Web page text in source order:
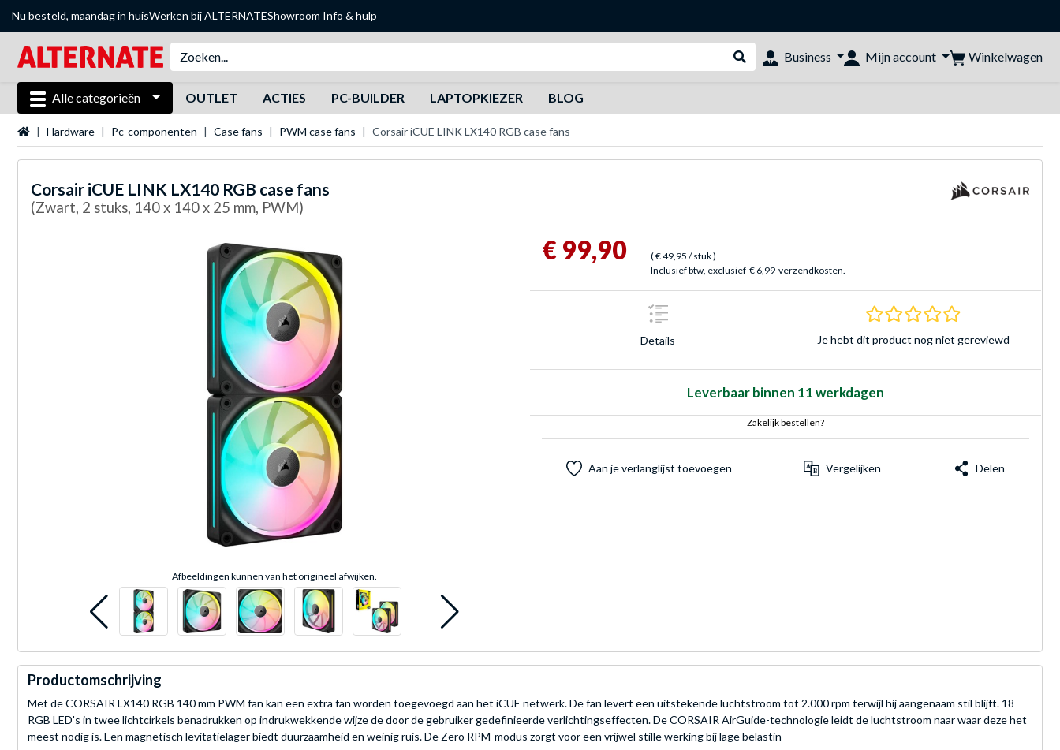
Nu besteld, maandag in huisWerken bij ALTERNATEShowroom Info & hulp
Webshop doorzoeken
Business Mijn account Winkelwagen
Alle categorieën OUTLET ACTIES PC-BUILDER LAPTOPKIEZER BLOG
Startpagina
Hardware Pc-componenten Case fans PWM case fans Corsair iCUE LINK LX140 RGB case fans
Corsair iCUE LINK LX140 RGB case fans
(Zwart, 2 stuks, 140 x 140 x 25 mm, PWM)
Afbeeldingen kunnen van het origineel afwijken.
€ 99,90 (€ 49,95 / stuk)
Inclusief btw, exclusief € 6,99 verzendkosten.
Details
0.0 sterren
Je hebt dit product nog niet gereviewd
Leverbaar binnen 11 werkdagen
Zakelijk bestellen?
Aan je verlanglijst toevoegen Vergelijken Delen
Productomschrijving
Met de CORSAIR LX140 RGB 140 mm PWM fan kan een extra fan worden toegevoegd aan het iCUE netwerk. De fan levert een uitstekende luchtstroom tot 2.000 rpm terwijl hij aangenaam stil blijft. 18
RGB LED's in twee lichtcirkels benadrukken op indrukwekkende wijze de door de gebruiker gedefinieerde verlichtingseffecten. De CORSAIR AirGuide-technologie leidt de luchtstroom naar waar deze het
meest nodig is. Een magnetisch levitatielager biedt duurzaamheid en weinig ruis. De Zero RPM-modus zorgt voor een vrijwel stille werking bij lage belastin